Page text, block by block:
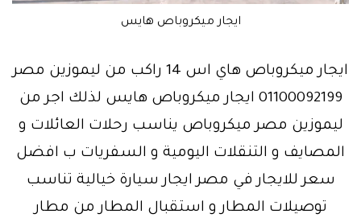
ايجار ميكروباص هايس
ايجار ميكروباص هاي اس 14 راكب من ليموزين مصر
01100092199 ايجار ميكروباص هايس لذلك اجر من
ليموزين مصر ميكروباص يناسب رحلات العائلات و
المصايف و التنقلات اليومية و السفريات ب افضل
سعر للايجار في مصر ايجار سيارة خيالية تناسب
توصيلات المطار و استقبال المطار من مطار